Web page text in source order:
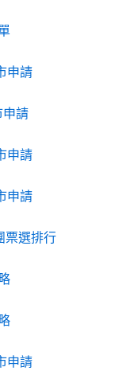
申請
請
申請
申請
票選排行
申請